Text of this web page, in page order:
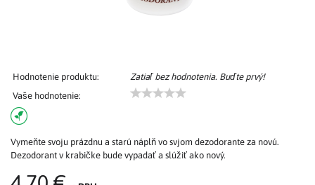
Hodnotenie produktu:
Zatiaľ bez hodnotenia. Buďte prvý!
Vaše hodnotenie:
Vymeňte svoju prázdnu a starú náplň vo svjom dezodorante za novú.
Dezodorant v krabičke bude vypadať a slúžiť ako nový.